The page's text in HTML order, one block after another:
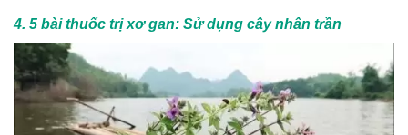
4. 5 bài thuốc trị xơ gan: Sử dụng cây nhân trần